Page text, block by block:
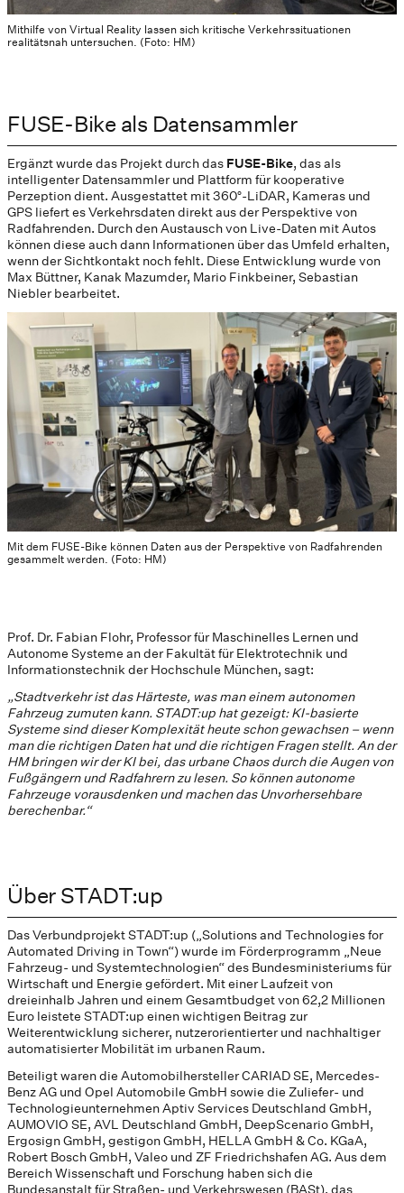
Mithilfe von Virtual Reality lassen sich kritische Verkehrssituationen
realitätsnah untersuchen. (Foto: HM)
Mit dem FUSE-Bike können Daten aus der Perspektive von Radfahrenden
gesammelt werden. (Foto: HM)
FUSE-Bike als Datensammler
Ergänzt wurde das Projekt durch das FUSE-Bike, das als
intelligenter Datensammler und Plattform für kooperative
Perzeption dient. Ausgestattet mit 360°-LiDAR, Kameras und
GPS liefert es Verkehrsdaten direkt aus der Perspektive von
Radfahrenden. Durch den Austausch von Live-Daten mit Autos
können diese auch dann Informationen über das Umfeld erhalten,
wenn der Sichtkontakt noch fehlt. Diese Entwicklung wurde von
Max Büttner, Kanak Mazumder, Mario Finkbeiner, Sebastian
Niebler bearbeitet.
Prof. Dr. Fabian Flohr, Professor für Maschinelles Lernen und
Autonome Systeme an der Fakultät für Elektrotechnik und
Informationstechnik der Hochschule München, sagt:
„Stadtverkehr ist das Härteste, was man einem autonomen
Fahrzeug zumuten kann. STADT:up hat gezeigt: KI-basierte
Systeme sind dieser Komplexität heute schon gewachsen – wenn
man die richtigen Daten hat und die richtigen Fragen stellt. An der
HM bringen wir der KI bei, das urbane Chaos durch die Augen von
Fußgängern und Radfahrern zu lesen. So können autonome
Fahrzeuge vorausdenken und machen das Unvorhersehbare
berechenbar.“
Über STADT:up
Das Verbundprojekt STADT:up („Solutions and Technologies for
Automated Driving in Town“) wurde im Förderprogramm „Neue
Fahrzeug- und Systemtechnologien“ des Bundesministeriums für
Wirtschaft und Energie gefördert. Mit einer Laufzeit von
dreieinhalb Jahren und einem Gesamtbudget von 62,2 Millionen
Euro leistete STADT:up einen wichtigen Beitrag zur
Weiterentwicklung sicherer, nutzerorientierter und nachhaltiger
automatisierter Mobilität im urbanen Raum.
Beteiligt waren die Automobilhersteller CARIAD SE, Mercedes-
Benz AG und Opel Automobile GmbH sowie die Zuliefer- und
Technologieunternehmen Aptiv Services Deutschland GmbH,
AUMOVIO SE, AVL Deutschland GmbH, DeepScenario GmbH,
Ergosign GmbH, gestigon GmbH, HELLA GmbH & Co. KGaA,
Robert Bosch GmbH, Valeo und ZF Friedrichshafen AG. Aus dem
Bereich Wissenschaft und Forschung haben sich die
Bundesanstalt für Straßen- und Verkehrswesen (BASt), das